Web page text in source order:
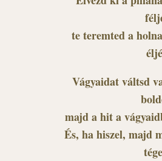
te teremted a
Vágyaidat váltsd
majd a hit a
És, ha hiszel, majd